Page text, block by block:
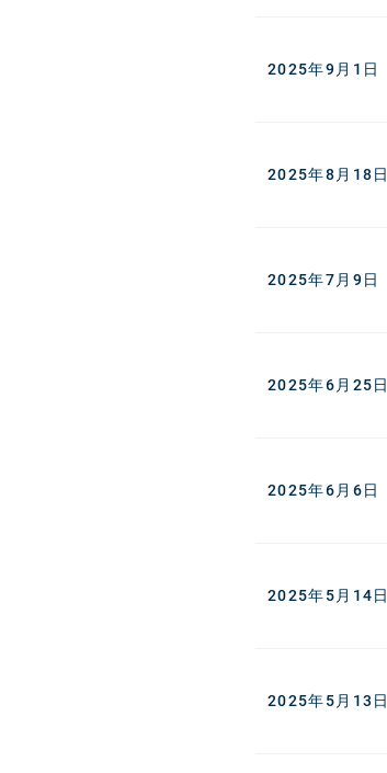
2025年9月1日
2025年8月18日
2025年7月9日
2025年6月25日
2025年6月6日
2025年5月14日
2025年5月13日